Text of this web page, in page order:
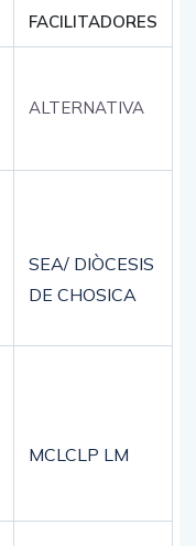
FACILITADORES
ALTERNATIVA
SEA/ DIÒCESIS
DE CHOSICA
MCLCLP LM